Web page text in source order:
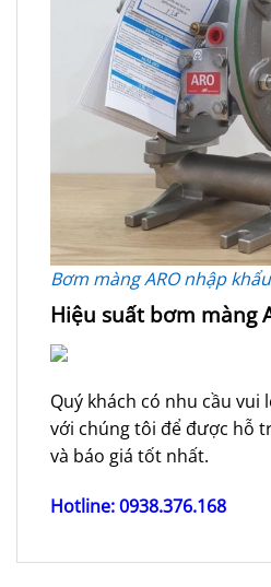
Bơm màng ARO nhập
Hiệu suất bơm màng
Quý khách có nhu cầu
với chúng tôi để được hỗ
và báo giá tốt nhất.
Hotline: 0938.376.168